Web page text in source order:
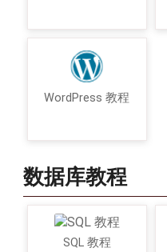
WordPress 教程
数据库教程
SQL 教程